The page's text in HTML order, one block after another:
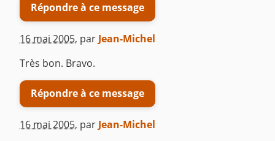
Répondre à ce message
16 mai 2005, par Jean-Michel
Très bon. Bravo.
Répondre à ce message
16 mai 2005, par Jean-Michel